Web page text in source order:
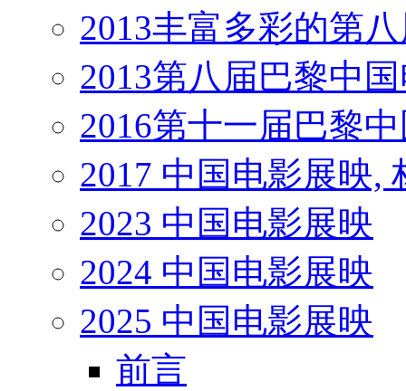
2013丰富多彩的第
2013第八届巴黎中
2016第十一届巴黎
2017 中国电影展映,
2023 中国电影展映
2024 中国电影展映
2025 中国电影展映
前言